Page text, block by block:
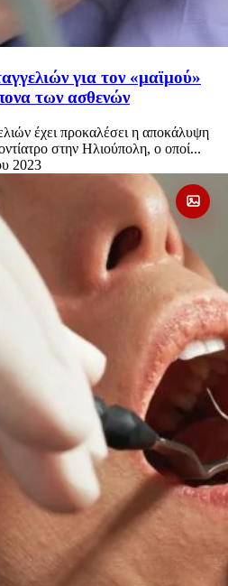
για τον «μαϊμού»
των ασθενών
έχει προκαλέσει η αποκάλυψη
στην Ηλιούπολη, ο οποί...
2023